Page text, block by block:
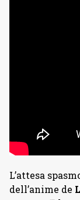
L’attesa
dell’anime de